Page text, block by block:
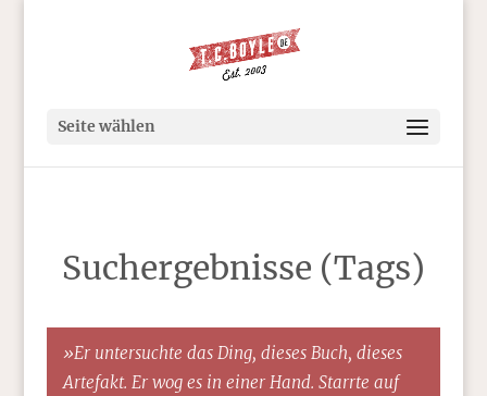
Seite wählen
Suchergebnisse (Tags)
»Er untersuchte das Ding, dieses Buch, dieses
Artefakt. Er wog es in einer Hand. Starrte auf